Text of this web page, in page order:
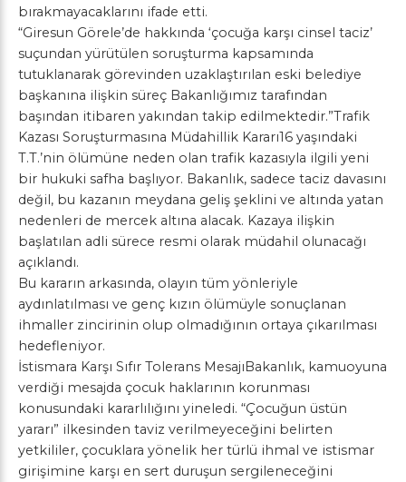
bırakmayacaklarını ifade etti.
“Giresun Görele’de hakkında ‘çocuğa karşı cinsel taciz’
suçundan yürütülen soruşturma kapsamında
tutuklanarak görevinden uzaklaştırılan eski belediye
başkanına ilişkin süreç Bakanlığımız tarafından
başından itibaren yakından takip edilmektedir.”Trafik
Kazası Soruşturmasına Müdahillik Kararı16 yaşındaki
T.T.’nin ölümüne neden olan trafik kazasıyla ilgili yeni
bir hukuki safha başlıyor. Bakanlık, sadece taciz davasını
değil, bu kazanın meydana geliş şeklini ve altında yatan
nedenleri de mercek altına alacak. Kazaya ilişkin
başlatılan adli sürece resmi olarak müdahil olunacağı
açıklandı.
Bu kararın arkasında, olayın tüm yönleriyle
aydınlatılması ve genç kızın ölümüyle sonuçlanan
ihmaller zincirinin olup olmadığının ortaya çıkarılması
hedefleniyor.
İstismara Karşı Sıfır Tolerans MesajıBakanlık, kamuoyuna
verdiği mesajda çocuk haklarının korunması
konusundaki kararlılığını yineledi. “Çocuğun üstün
yararı” ilkesinden taviz verilmeyeceğini belirten
yetkililer, çocuklara yönelik her türlü ihmal ve istismar
girişimine karşı en sert duruşun sergileneceğini